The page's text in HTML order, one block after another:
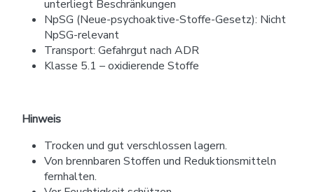
unterliegt Beschränkungen
NpSG (Neue-psychoaktive-Stoffe-Gesetz): Nicht
NpSG-relevant
Transport: Gefahrgut nach ADR
Klasse 5.1 – oxidierende Stoffe
Hinweis
Trocken und gut verschlossen lagern.
Von brennbaren Stoffen und Reduktionsmitteln
fernhalten.